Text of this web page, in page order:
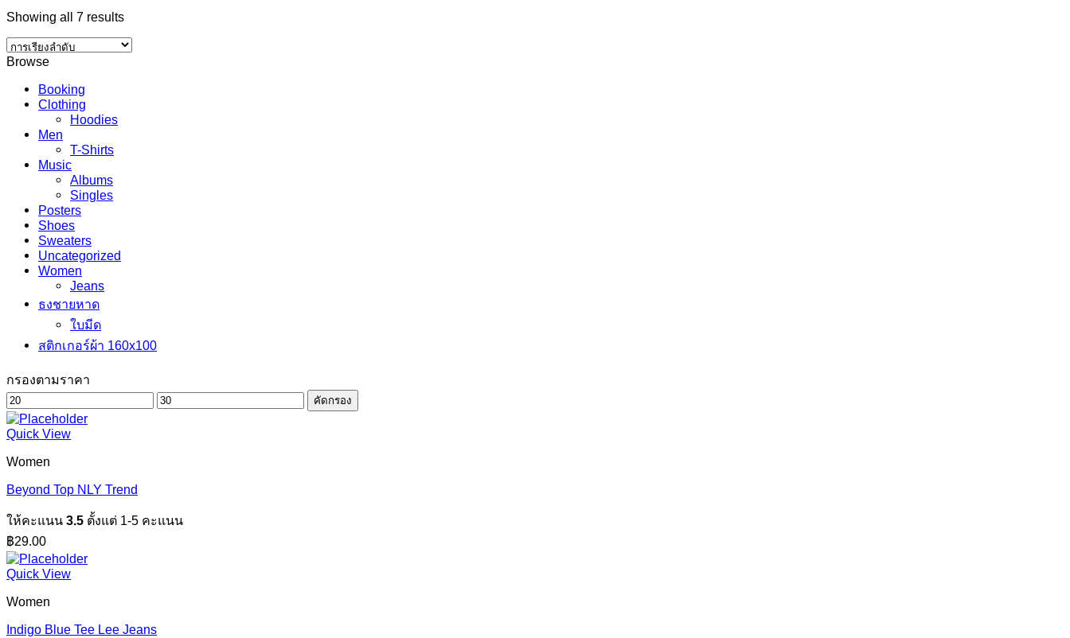
Showing all 7 results
Browse
Booking
Clothing
Hoodies
Men
T-Shirts
Music
Albums
Singles
Posters
Shoes
Sweaters
Uncategorized
Women
Jeans
ธงชายหาด
ใบมีด
สติกเกอร์ผ้า 160x100
กรองตามราคา
ราคา
ต่ำ
สุด
ราคา
คัดกรอง
Quick View
Women
Beyond Top NLY Trend
ให้คะแนน 3.5 ตั้งแต่ 1-5 คะแนน
฿29.00
Quick View
Women
Indigo Blue Tee Lee Jeans